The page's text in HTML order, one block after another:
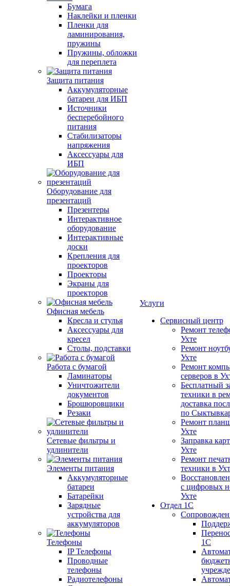
Бумага
Наклейки и пленки
Пленки для
ламинирования,
пружины
Пружины, обложки
для переплета
Защита питания
Аккумуляторные
батареи для ИБП
Источники
бесперебойного
питания
Стабилизаторы
напряжения
Аксессуары для
ИБП
Оборудование для
презентаций
Презентеры
Интерактивное
оборудование
Интерактивные
доски
Крепления для
проекторов
Проекторы
Экраны для
проекторов
Офисная мебель
Кресла и стулья
Аксессуары для
кресел
Столы, подставки
Работа с бумагой
Ламинаторы
Уничтожители
документов
Брошюровщики
Резаки
Сетевые фильтры и
удлинители
Элементы питания
Аккумуляторные
батареи
Батарейки
Зарядные
устройства для
аккумуляторов
Телефоны
IP Телефоны
Проводные
телефоны
Радиотелефоны
Услуги
Сервисный центр
Ремонт
Ухте
Ремонт
Ухте
Ремонт
серверов в
Бесплатный
техники в
доставка
по
Ремонт
Ухте
Заправка
Ухте
Ремонт
техники в
с цифровых
Ухте
Отдел 1С
1С